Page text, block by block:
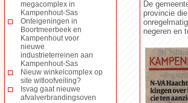
megacomplex in
Kampenhout-Sas
Onteigeningen in
Boortmeerbeek en
Kampenhout voor
nieuwe
industrieterreinen aan
Kampenhout-Sas
Nieuw winkelcomplex op
site witloofveiling?
Isvag gaat nieuwe
afvalverbrandingsoven
De
provincie
negeren en